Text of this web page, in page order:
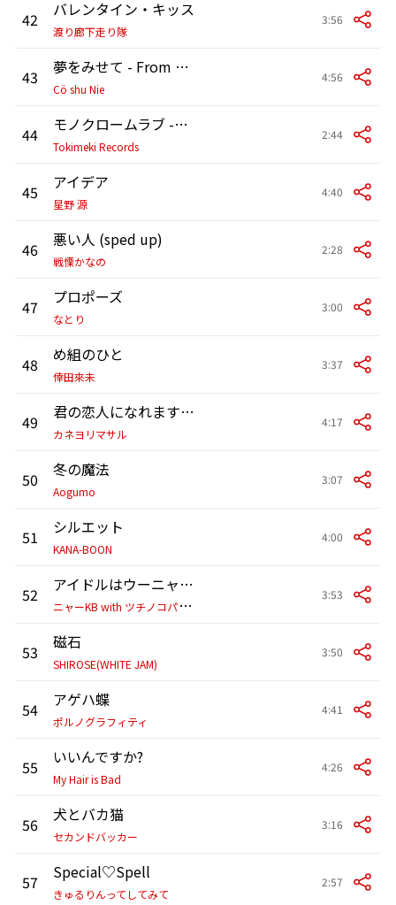
42 バレンタイン・キッス
渡り廊下走り隊
3:56
43 夢をみせて - From THE FIRST TAKE
Cö shu Nie
4:56
44 モノクロームラブ -Shade of us- (feat. 財津マイ)
Tokimeki Records
2:44
45 アイデア
星野 源
4:40
46 悪い人 (sped up)
戦慄かなの
2:28
47 プロポーズ
なとり
3:00
48 め組のひと
倖田來未
3:37
49 君の恋人になれますように
カネヨリマサル
4:17
50 冬の魔法
Aogumo
3:07
51 シルエット
KANA-BOON
4:00
52
アイドルはウーニャニャの件
ニ
ャーKB with ツチノコパンダ
3:53
53 磁石
SHIROSE(WHITE JAM)
3:50
54 アゲハ蝶
ポルノグラフィティ
4:41
55 いいんですか?
My Hair is Bad
4:26
56 犬とバカ猫
セカンドバッカー
3:16
57 Special♡Spell
きゅるりんってしてみて
2:57